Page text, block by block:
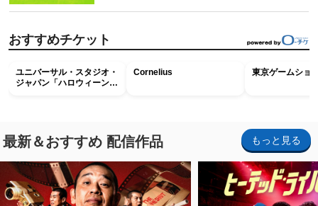
おすすめチケット
ユニバーサル・スタジオ・
ジャパン「ハロウィーン・
Cornelius 東京ゲームショ
最新＆おすすめ 配信作品 もっと見る